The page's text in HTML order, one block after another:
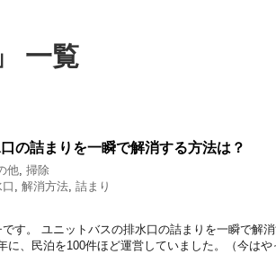
一覧
の詰まりを一瞬で解消する方法は？
他, 掃除
, 解消方法, 詰まり
す。 ユニットバスの排水口の詰まりを一瞬で解
に、民泊を100件ほど運営していました。（今は